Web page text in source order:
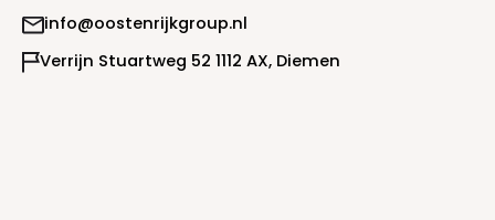
info@oostenrijkgroup.nl
Verrijn Stuartweg 52 1112 AX, Diemen